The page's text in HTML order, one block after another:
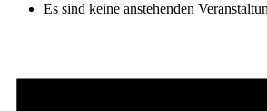
Es sind keine anstehenden